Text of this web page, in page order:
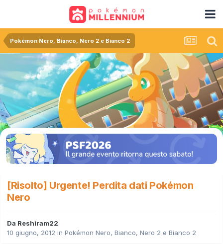
Pokémon Nero, Bianco, Nero 2 e Bianco 2
[Risolto] Urgente! Perdita dati Pokémon
Nero
Da Reshiram22
10 giugno, 2012 in Pokémon Nero, Bianco, Nero 2 e Bianco 2